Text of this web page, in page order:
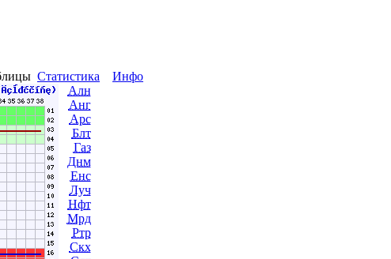
Статистика
Инфо
Алн
Анг
Арс
Блт
Газ
Днм
Енс
Луч
Нфт
Мрд
Ртр
Скх